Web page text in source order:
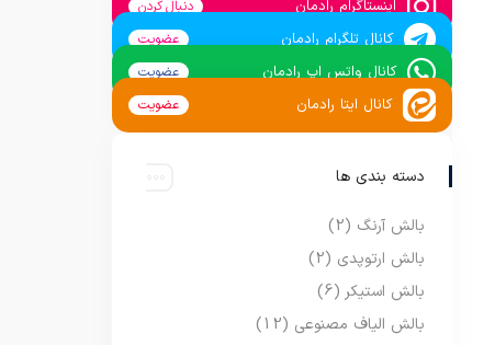
اینستاگرام رادمان دنبال کردن
کانال تلگرام رادمان عضویت
کانال واتس اپ رادمان عضویت
کانال ایتا رادمان عضویت
دسته بندی ها
بالش آرنگ (2)
بالش ارتوپدی (2)
بالش استیکر (6)
بالش الیاف مصنوعی (12)